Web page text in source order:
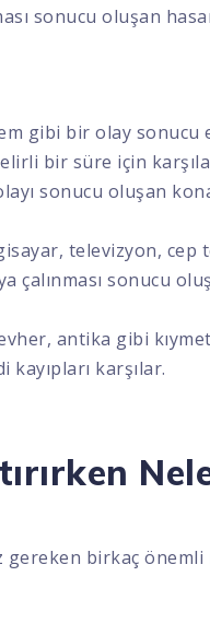
sonucu oluşan
gibi bir olay sonucu
bir süre için
sonucu oluşan
televizyon, cep
çalınması sonucu
antika gibi
karşılar.
gereken birkaç önemli